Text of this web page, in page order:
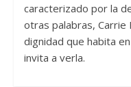
caracterizado por la
otras palabras, Carrie
dignidad que habita
invita a verla.